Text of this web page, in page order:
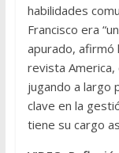
habilidades
Francisco era
apurado, afirmó
revista America,
jugando a largo
clave en la
tiene su cargo